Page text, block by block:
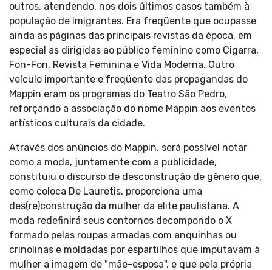
outros, atendendo, nos dois últimos casos também à
população de imigrantes. Era freqüente que ocupasse
ainda as páginas das principais revistas da época, em
especial as dirigidas ao público feminino como Cigarra,
Fon-Fon, Revista Feminina e Vida Moderna. Outro
veículo importante e freqüente das propagandas do
Mappin eram os programas do Teatro São Pedro,
reforçando a associação do nome Mappin aos eventos
artísticos culturais da cidade.
Através dos anúncios do Mappin, será possível notar
como a moda, juntamente com a publicidade,
constituiu o discurso de desconstrução de gênero que,
como coloca De Lauretis, proporciona uma
des(re)construção da mulher da elite paulistana. A
moda redefinirá seus contornos decompondo o X
formado pelas roupas armadas com anquinhas ou
crinolinas e moldadas por espartilhos que imputavam à
mulher a imagem de "mãe-esposa", e que pela própria